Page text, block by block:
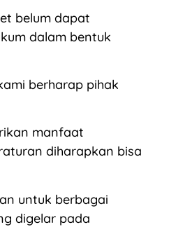
belum dapat
dalam bentuk
berharap pihak
manfaat
diharapkan bisa
untuk berbagai
digelar pada